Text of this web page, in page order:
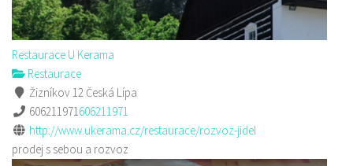
Restaurace U Kerama
Restaurace
Žizníkov 12 Česká Lípa
606211971606211971
http://www.ukerama.cz/restaurace/rozvoz-jidel
prodej s sebou a rozvoz